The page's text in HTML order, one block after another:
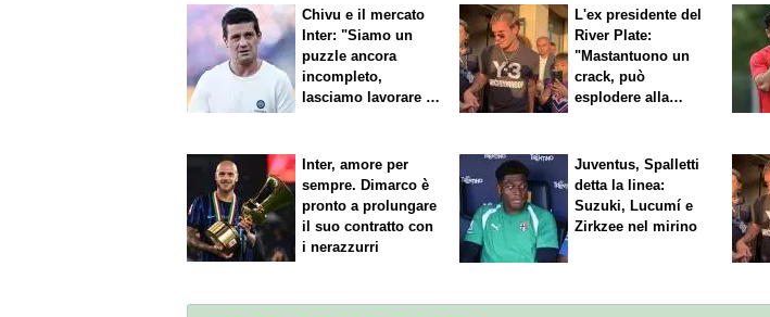
Chivu e il mercato
Inter: "Siamo un
puzzle ancora
incompleto,
lasciamo lavorare i
L'ex presidente del
River Plate:
"Mastantuono un
crack, può
esplodere alla
Inter, amore per
sempre. Dimarco è
pronto a prolungare
il suo contratto con
i nerazzurri
Juventus, Spalletti
detta la linea:
Suzuki, Lucumí e
Zirkzee nel mirino